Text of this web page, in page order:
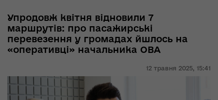
12 травня 2025, 15:41
Упродовж квітня відновили 7
маршрутів: про пасажирські
перевезення у громадах йшлось на
«оперативці» начальника ОВА